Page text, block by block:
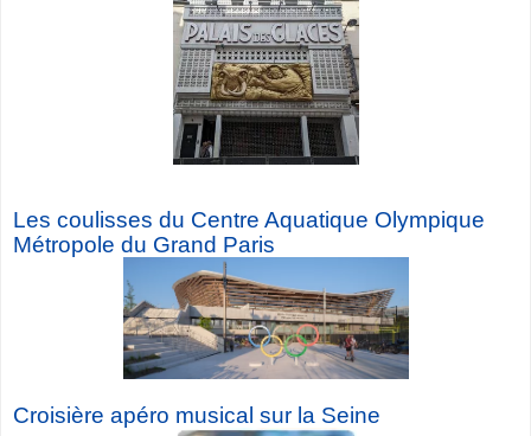
Les coulisses du Centre Aquatique Olympique
Métropole du Grand Paris
Croisière apéro musical sur la Seine